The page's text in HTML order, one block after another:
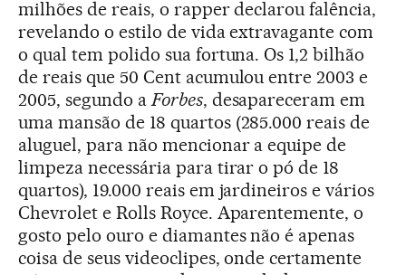
milhões de reais, o rapper declarou falência,
revelando o estilo de vida extravagante com
o qual tem polido sua fortuna. Os 1,2 bilhão
de reais que 50 Cent acumulou entre 2003 e
2005, segundo aForbes, desapareceram em
uma mansão de 18 quartos (285.000 reais de
aluguel, para não mencionar a equipe de
limpeza necessária para tirar o pó de 18
quartos), 19.000 reais em jardineiros e vários
Chevrolet e Rolls Royce. Aparentemente, o
gosto pelo ouro e diamantes não é apenas
coisa de seus videoclipes, onde certamente